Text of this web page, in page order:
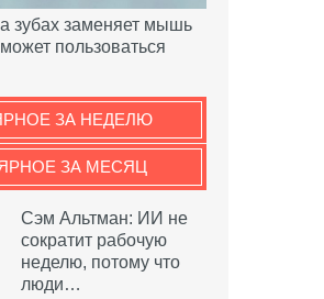
зубах заменяет мышь
пользоваться
ЗА НЕДЕЛЮ
ЗА МЕСЯЦ
Сэм Альтман: ИИ не
сократит рабочую
неделю, потому что
люди…